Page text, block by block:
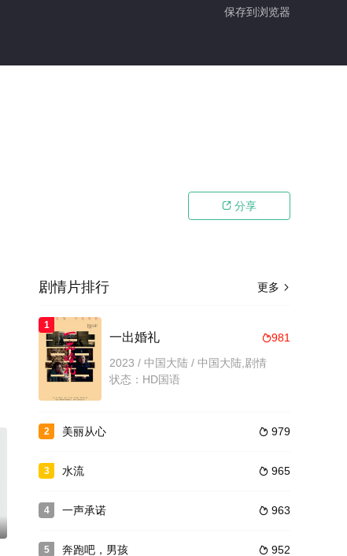
保存到浏览器
 分享
更多 
剧情片排行
1
981
一出婚礼
2023 / 中国大陆 / 中国大陆,剧情
状态：HD国语
2  979
美丽从心
3  965
水流
4  963
一声承诺
5  952
奔跑吧，男孩